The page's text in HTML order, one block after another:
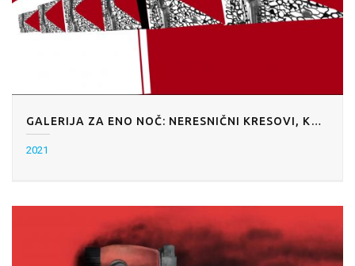
GALERIJA ZA ENO NOČ: NERESNIČNI KRESOVI, KREATIVNA ČETRT BARUTANA, KAMNIK
2021